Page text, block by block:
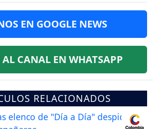
EN GOOGLE NEWS
AL CANAL EN WHATSAPP
RELACIONADOS